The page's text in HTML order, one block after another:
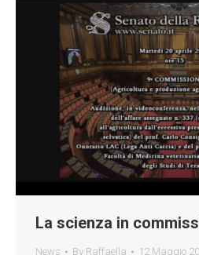
La scienza in
News By Raffaella 12 Maggio